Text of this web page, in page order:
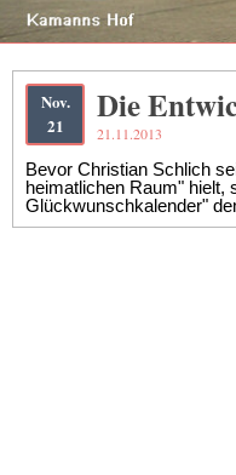
Nov.
21
Die
21.11.2013
Bevor Christian Schlich
heimatlichen Raum" hielt,
Glückwunschkalender"